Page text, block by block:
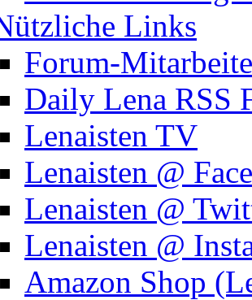
Links
Forum-
Daily Lena RSS
Lenaisten TV
Lenaisten @
Lenaisten @
Lenaisten @
Amazon Shop